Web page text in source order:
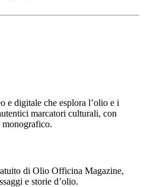
e digitale che esplora l’olio e i
marcatori culturali, con
di Olio Officina Magazine,
e storie d’olio.